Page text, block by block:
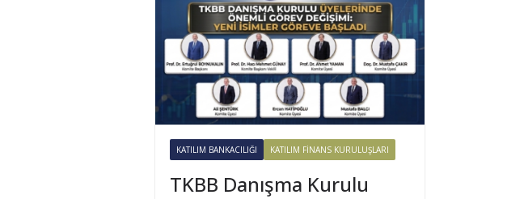
KATILIM BANKACILIĞI KATILIM FINANS KURULUŞLARI
TKBB Danışma Kurulu